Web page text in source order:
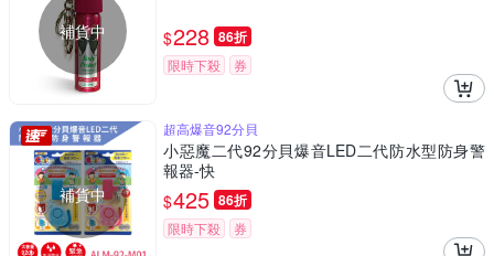
補貨中 $228 86折
限時下殺 券
補貨中
超高爆音92分貝
小惡魔二代92分貝爆音LED二代防水型防身警
報器-快
$425 86折
限時下殺 券